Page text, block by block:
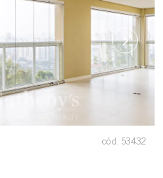
cód. 53432